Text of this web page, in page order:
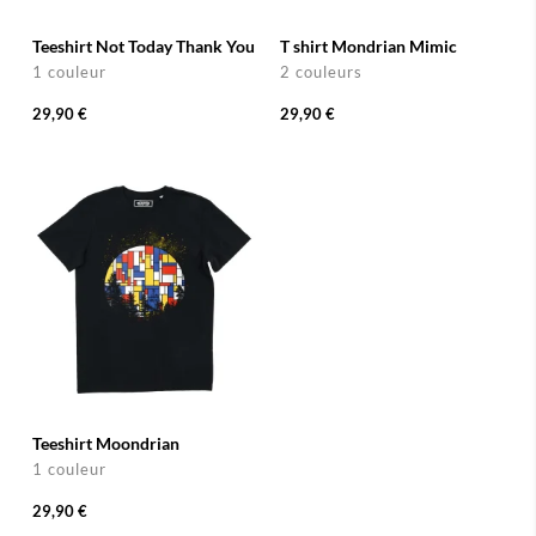
Teeshirt Not Today Thank You
1 couleur
29,90 €
T shirt Mondrian Mimic
2 couleurs
29,90 €
Teeshirt Moondrian
1 couleur
29,90 €